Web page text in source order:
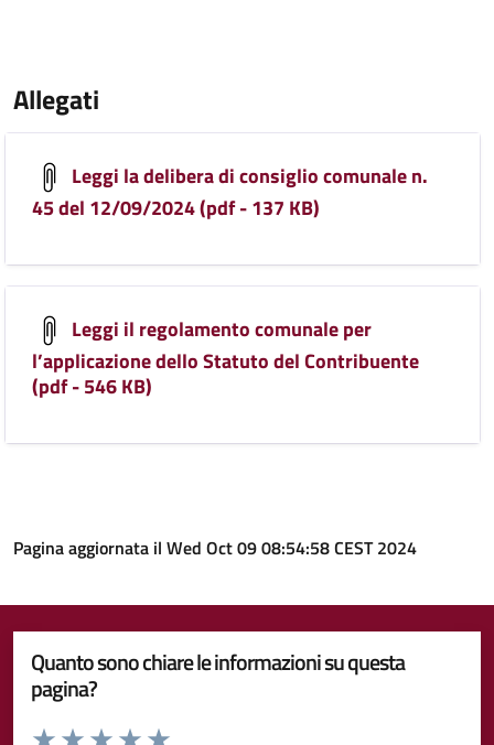
Allegati
Leggi la delibera di consiglio comunale n.
45 del 12/09/2024 (pdf - 137 KB)
Leggi il regolamento comunale per
l’applicazione dello Statuto del Contribuente
(pdf - 546 KB)
Pagina aggiornata il Wed Oct 09 08:54:58 CEST 2024
Quanto sono chiare le informazioni su questa
pagina?
Valuta da 1 a 5 stelle la pagina